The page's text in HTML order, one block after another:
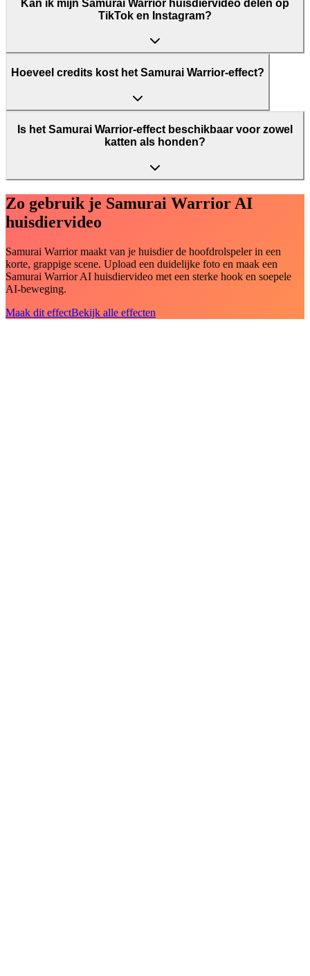
Kan ik mijn Samurai Warrior huisdiervideo delen op
TikTok en Instagram?
Hoeveel credits kost het Samurai Warrior-effect?
Is het Samurai Warrior-effect beschikbaar voor zowel
katten als honden?
Zo gebruik je Samurai Warrior AI
huisdiervideo
Samurai Warrior maakt van je huisdier de hoofdrolspeler in een
korte, grappige scene. Upload een duidelijke foto en maak een
Samurai Warrior AI huisdiervideo met een sterke hook en soepele
AI-beweging.
Maak dit effectBekijk alle effecten